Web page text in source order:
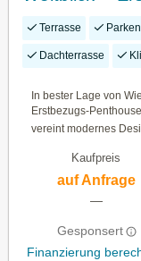
Terrasse Parken
Dachterrasse
In bester Lage von
Erstbezugs-
vereint modernes
Kaufpreis
auf Anfrage
—
Gesponsert
Finanzierung